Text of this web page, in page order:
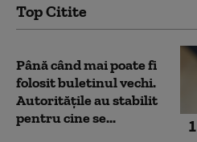
Top Citite
1
Până când mai poate fi
folosit buletinul vechi.
Autoritățile au stabilit
pentru cine se...